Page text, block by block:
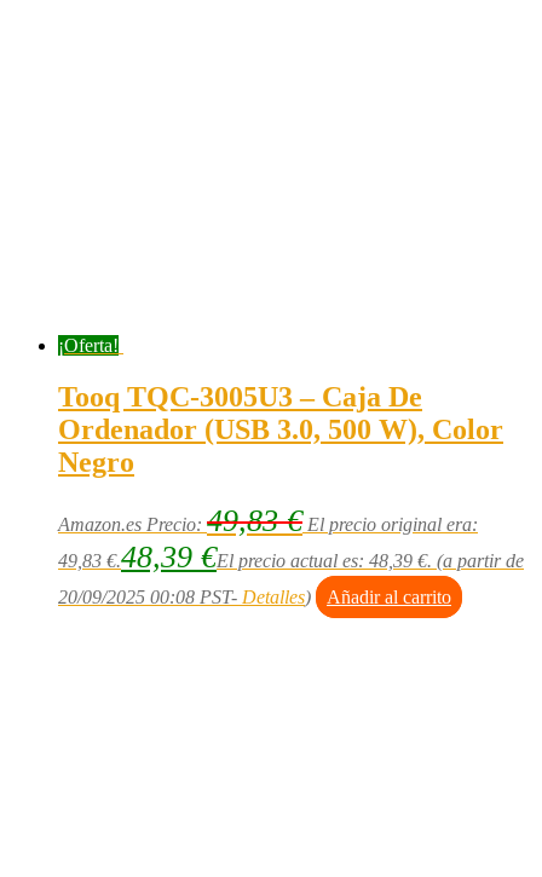
¡Oferta!
Tooq TQC-3005U3 – Caja De
Ordenador (USB 3.0, 500 W), Color
Negro
Amazon.es Precio: 49,83€ El precio original era:
49,83 €.48,39 €El precio actual es: 48,39 €. (a partir de
20/09/2025 00:08 PST- Detalles) Añadir al carrito